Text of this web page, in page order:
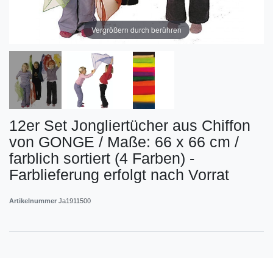
Vergrößern durch berühren
12er Set Jongliertücher aus Chiffon
von GONGE / Maße: 66 x 66 cm /
farblich sortiert (4 Farben) -
Farblieferung erfolgt nach Vorrat
Artikelnummer Ja1911500